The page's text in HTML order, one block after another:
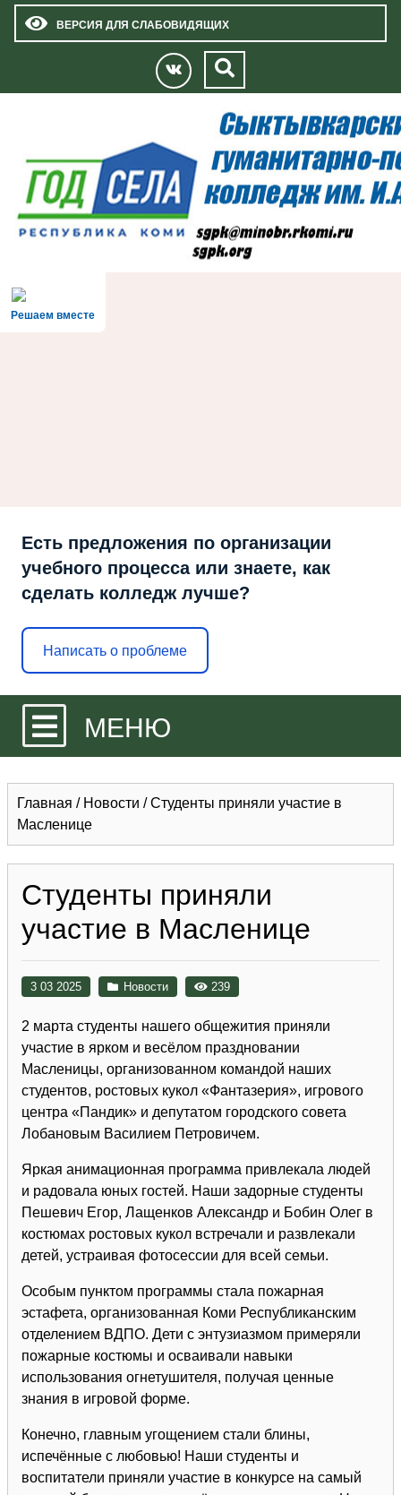
ВЕРСИЯ ДЛЯ СЛАБОВИДЯЩИХ
Решаем вместе
Есть предложения по организации
учебного процесса или знаете, как
сделать колледж лучше?
Написать о проблеме
МЕНЮ
Главная / Новости /Студенты приняли участие в
Масленице
Студенты приняли
участие в Масленице
3 03 2025 Новости 239
2 марта студенты нашего общежития приняли
участие в ярком и весёлом праздновании
Масленицы, организованном командой наших
студентов, ростовых кукол «Фантазерия», игрового
центра «Пандик» и депутатом городского совета
Лобановым Василием Петровичем.
Яркая анимационная программа привлекала людей
и радовала юных гостей. Наши задорные студенты
Пешевич Егор, Лащенков Александр и Бобин Олег в
костюмах ростовых кукол встречали и развлекали
детей, устраивая фотосессии для всей семьи.
Особым пунктом программы стала пожарная
эстафета, организованная Коми Республиканским
отделением ВДПО. Дети с энтузиазмом примеряли
пожарные костюмы и осваивали навыки
использования огнетушителя, получая ценные
знания в игровой форме.
Конечно, главным угощением стали блины,
испечённые с любовью! Наши студенты и
воспитатели приняли участие в конкурсе на самый